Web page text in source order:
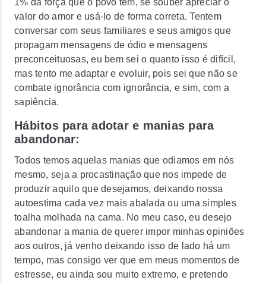
1% da força que o povo tem, se souber apreciar o
valor do amor e usá-lo de forma correta. Tentem
conversar com seus familiares e seus amigos que
propagam mensagens de ódio e mensagens
preconceituosas, eu bem sei o quanto isso é difícil,
mas tento me adaptar e evoluir, pois sei que não se
combate ignorância com ignorância, e sim, com a
sapiência.
Hábitos para adotar e manias para
abandonar:
Todos temos aquelas manias que odiamos em nós
mesmo, seja a procastinação que nos impede de
produzir aquilo que desejamos, deixando nossa
autoestima cada vez mais abalada ou uma simples
toalha molhada na cama. No meu caso, eu desejo
abandonar a mania de querer impor minhas opiniões
aos outros, já venho deixando isso de lado há um
tempo, mas consigo ver que em meus momentos de
estresse, eu ainda sou muito extremo, e pretendo